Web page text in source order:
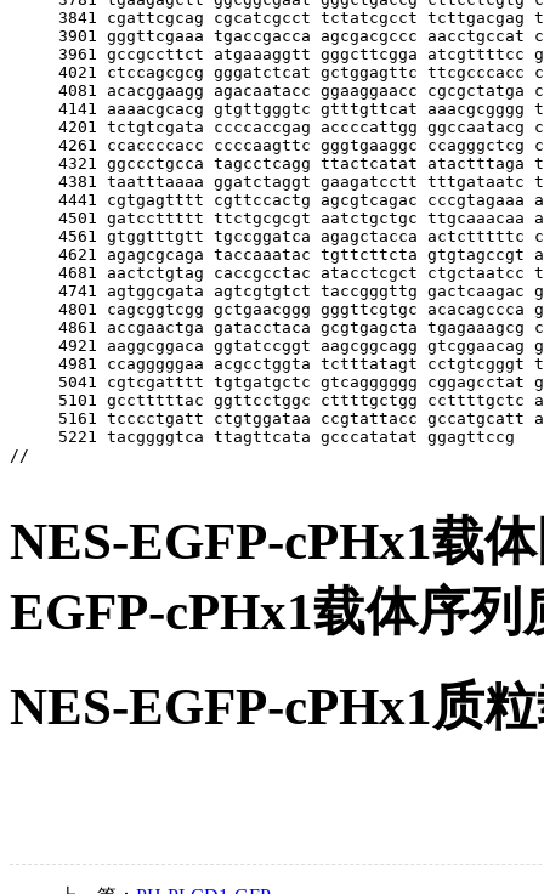
3841 cgattcgcag cgcatcgcct tctatcgcct tcttgacgag
3901 gggttcgaaa tgaccgacca agcgacgccc aacctgccat
3961 gccgccttct atgaaaggtt gggcttcgga atcgttttcc
4021 ctccagcgcg gggatctcat gctggagttc ttcgcccacc
4081 acacggaagg agacaatacc ggaaggaacc cgcgctatga
4141 aaaacgcacg gtgttgggtc gtttgttcat aaacgcgggg
4201 tctgtcgata ccccaccgag accccattgg ggccaatacg
4261 ccaccccacc ccccaagttc gggtgaaggc ccagggctcg
4321 ggccctgcca tagcctcagg ttactcatat atactttaga
4381 taatttaaaa ggatctaggt gaagatcctt tttgataatc
4441 cgtgagtttt cgttccactg agcgtcagac cccgtagaaa
4501 gatccttttt ttctgcgcgt aatctgctgc ttgcaaacaa
4561 gtggtttgtt tgccggatca agagctacca actctttttc
4621 agagcgcaga taccaaatac tgttcttcta gtgtagccgt
4681 aactctgtag caccgcctac atacctcgct ctgctaatcc
4741 agtggcgata agtcgtgtct taccgggttg gactcaagac
4801 cagcggtcgg gctgaacggg gggttcgtgc acacagccca
4861 accgaactga gatacctaca gcgtgagcta tgagaaagcg
4921 aaggcggaca ggtatccggt aagcggcagg gtcggaacag
4981 ccagggggaa acgcctggta tctttatagt cctgtcgggt
5041 cgtcgatttt tgtgatgctc gtcagggggg cggagcctat
5101 gcctttttac ggttcctggc cttttgctgg ccttttgctc
5161 tcccctgatt ctgtggataa ccgtattacc gccatgcatt
     5221 tacggggtca ttagttcata gcccatatat ggagttccg
//
NES-EGFP-cPHx1载
EGFP-cPHx1载体序
NES-EGFP-cPHx1质